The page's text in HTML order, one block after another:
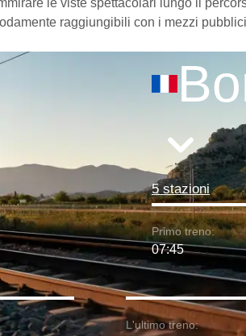
le viste spettacolari lungo il
raggiungibili con i mezzi
5 stazioni
Primo treno:
07:45
L'ultimo treno: